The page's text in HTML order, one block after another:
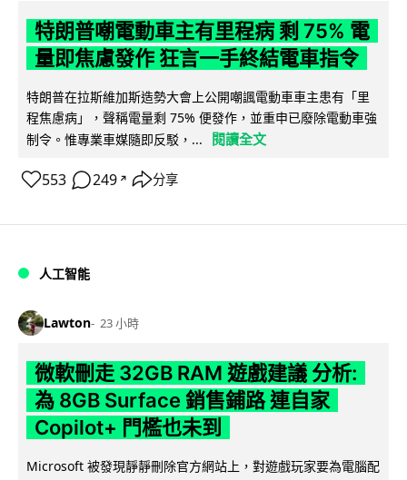
特朗普嘲電動車主有里程病 剩 75% 電
量即焦慮發作 狂言一手終結電車指令
特朗普在拉斯維加斯造勢大會上公開嘲諷電動車車主患有「里
程焦慮病」，聲稱電量剩 75% 便發作，並重申已廢除電動車強
制令。惟專業車媒隨即反駁，...
閱讀全文
553 249 ↗ 分享
人工智能
Lawton 23 小時
微軟刪走 32GB RAM 遊戲建議 分析:
為 8GB Surface 銷售鋪路 連自家
Copilot+ 門檻也未到
Microsoft 被發現靜靜刪除官方網站上，對遊戲玩家要為電腦配